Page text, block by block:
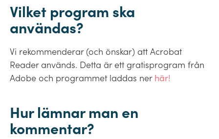
Vilket program ska
användas?
Vi rekommenderar (och önskar) att Acrobat
Reader används. Detta är ett gratisprogram från
Adobe och programmet laddas ner här!
Hur lämnar man en
kommentar?